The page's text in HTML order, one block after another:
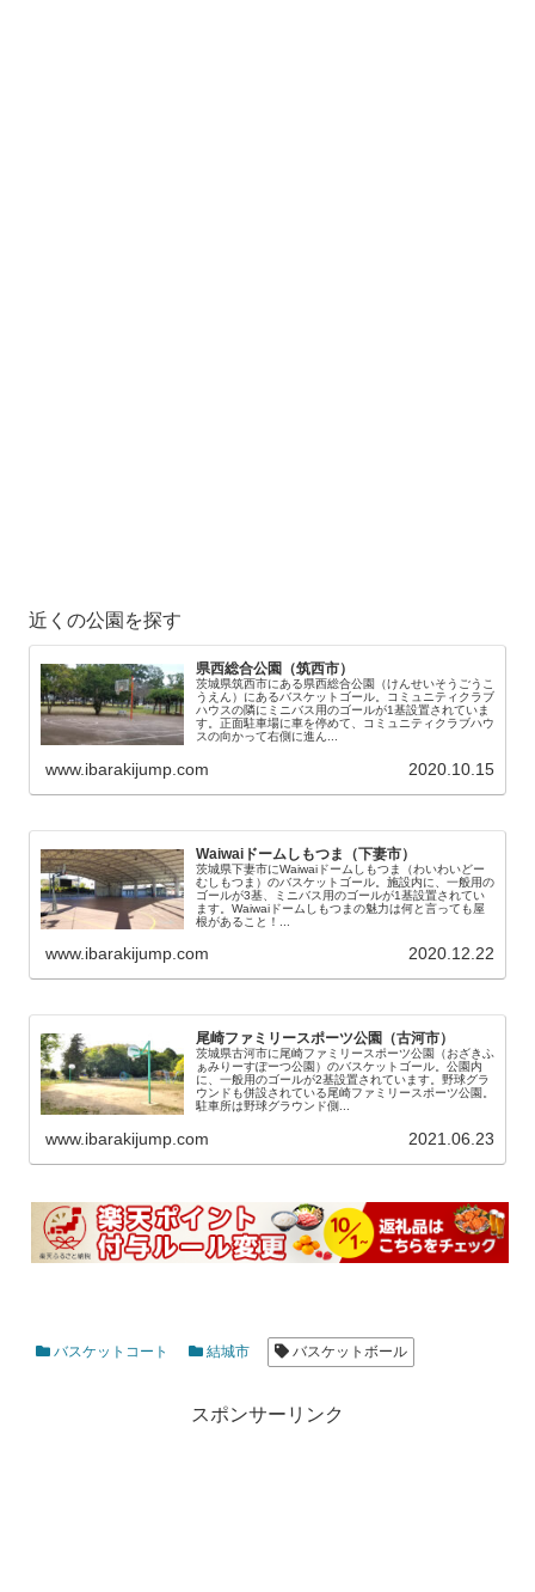
近くの公園を探す
県西総合公園（筑西市）
茨城県筑西市にある県西総合公園（けんせいそうごうこ
うえん）にあるバスケットゴール。コミュニティクラブ
ハウスの隣にミニバス用のゴールが1基設置されていま
す。正面駐車場に車を停めて、コミュニティクラブハウ
スの向かって右側に進ん...
www.ibarakijump.com 2020.10.15
Waiwaiドームしもつま（下妻市）
茨城県下妻市にWaiwaiドームしもつま（わいわいどー
むしもつま）のバスケットゴール。施設内に、一般用の
ゴールが3基、ミニバス用のゴールが1基設置されてい
ます。Waiwaiドームしもつまの魅力は何と言っても屋
根があること！...
www.ibarakijump.com 2020.12.22
尾崎ファミリースポーツ公園（古河市）
茨城県古河市に尾崎ファミリースポーツ公園（おざきふ
ぁみりーすぽーつ公園）のバスケットゴール。公園内
に、一般用のゴールが2基設置されています。野球グラ
ウンドも併設されている尾崎ファミリースポーツ公園。
駐車所は野球グラウンド側...
www.ibarakijump.com 2021.06.23
バスケットコート 結城市 バスケットボール
スポンサーリンク